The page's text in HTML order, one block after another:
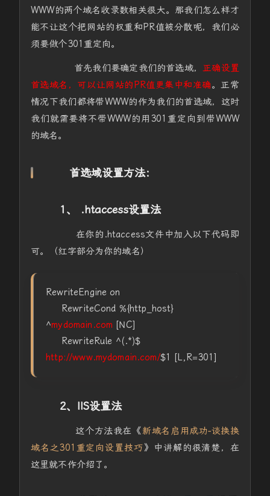
WWW的两个域名收录数相关很大。那我们怎么样才
能不让这个把网站的权重和PR值被分散呢，我们必
须要做个301重定向。
首先我们要确定我们的首选域，正确设置
首选域名，可以让网站的PR值更集中和准确。正常
情况下我们都将带WWW的作为我们的首选域，这时
我们就需要将不带WWW的用301重定向到带WWW
的域名。
首选域设置方法：
1、 .htaccess设置法
在你的.htaccess文件中加入以下代码即
可。（红字部分为你的域名）
RewriteEngine on
RewriteCond %{http_host}
^mydomain.com [NC]
RewriteRule ^(.*)$
http://www.mydomain.com/$1 [L,R=301]
2、IIS设置法
这个方法我在《新域名启用成功-谈换换
域名之301重定向设置技巧》中讲解的很清楚，在
这里就不作介绍了。